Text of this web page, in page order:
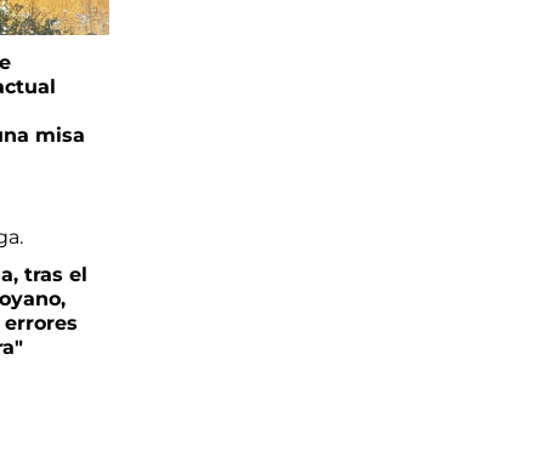
misa
tras el
errores